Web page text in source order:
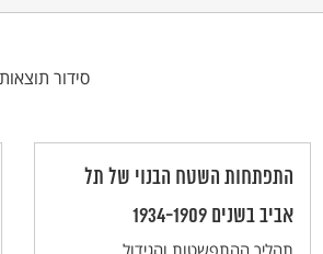
סידור
התפתחות השטח הבנוי של תל
אביב בשנים 1934-1909
תהליך ההתפשטות והגידול